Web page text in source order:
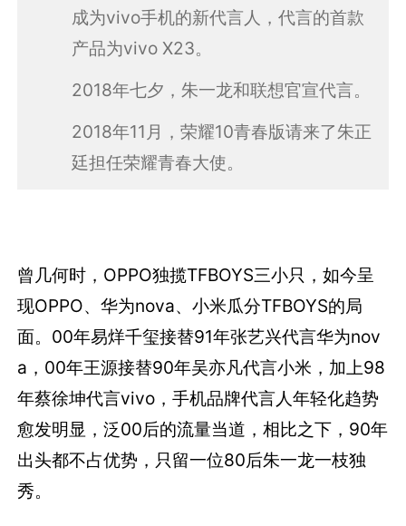
成为vivo手机的新代言人，代言的首款
产品为vivo X23。
2018年七夕，朱一龙和联想官宣代言。
2018年11月，荣耀10青春版请来了朱正
廷担任荣耀青春大使。
曾几何时，OPPO独揽TFBOYS三小只，如今呈
现OPPO、华为nova、小米瓜分TFBOYS的局
面。00年易烊千玺接替91年张艺兴代言华为nov
a，00年王源接替90年吴亦凡代言小米，加上98
年蔡徐坤代言vivo，手机品牌代言人年轻化趋势
愈发明显，泛00后的流量当道，相比之下，90年
出头都不占优势，只留一位80后朱一龙一枝独
秀。